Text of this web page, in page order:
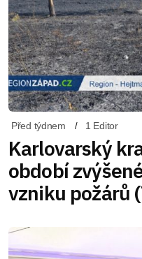
Před týdnem 1 Editor
Karlovarský
období
vzniku požárů